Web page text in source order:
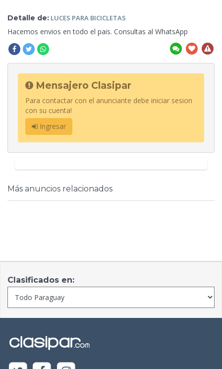
Detalle de: LUCES PARA BICICLETAS
Hacemos envios en todo el pais. Consultas al WhatsApp
Mensajero Clasipar
Para contactar con el anunciante debe iniciar sesion
con su cuenta!
Ingresar
Más anuncios relacionados
Clasificados en: